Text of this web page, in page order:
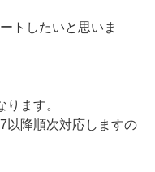
トしたいと思いま
ます。
以降順次対応しますの